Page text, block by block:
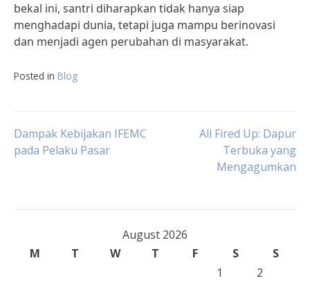
bekal ini, santri diharapkan tidak hanya siap
menghadapi dunia, tetapi juga mampu berinovasi
dan menjadi agen perubahan di masyarakat.
Posted in Blog
Post
Dampak Kebijakan IFEMC
pada Pelaku Pasar
All Fired Up: Dapur
Terbuka yang
Mengagumkan
August 2026
M
T W T F S
S
1
2